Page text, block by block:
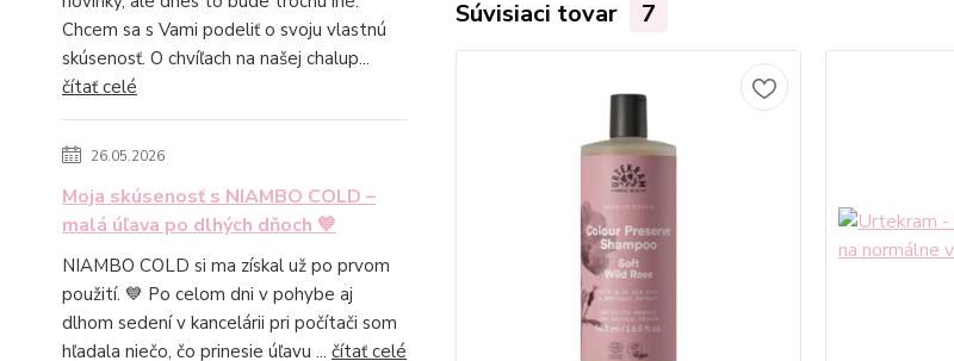
Chcem sa s Vami podeliť o svoju vlastnú
skúsenosť. O chvíľach na našej chalup...
čítať celé
26.05.2026
Moja skúsenosť s NIAMBO COLD –
malá úľava po dlhých dňoch 💙
NIAMBO COLD si ma získal už po prvom
použití. 💙 Po celom dni v pohybe aj
dlhom sedení v kancelárii pri počítači som
hľadala niečo, čo prinesie úľavu ... čítať celé
Súvisiaci tovar 7